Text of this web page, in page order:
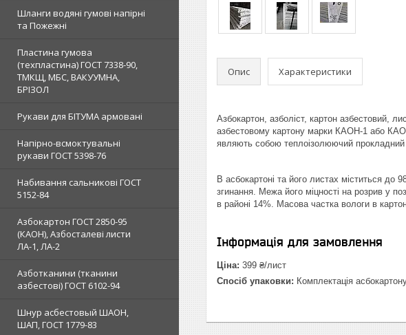
Шланги водяні гумові напірні
та Пожежні
Пластина гумова
(техпластина) ГОСТ 7338-90,
ТМКЩ, МБС, ВАКУУМНА,
БРІЗОЛ
Рукави для БІТУМА армовані
Напірно-всмоктувальні
рукави ГОСТ 5398-76
Набивання сальникові ГОСТ
5152-84
Азбокартон ГОСТ 2850-95
(КАОН), Азбосталеві листи
ЛА-1, ЛА-2
Азботканини (тканини
азбестові) ГОСТ 6102-94
Шнур асбестовый ШАОН,
ШАП, ГОСТ 1779-83
Опис Характеристики
Азбокартон, азболіст, картон азбестовий,
азбестовому картону марки КАОН-1 або
являють собою теплоізолюючий прокладний
В асбокартоні та його листах міститься до
згинання. Межа його міцності на розрив у
в районі 14%. Масова частка вологи в
Інформація для замовлення
Ціна: 399 ₴/лист
Спосіб упаковки: Комплектація